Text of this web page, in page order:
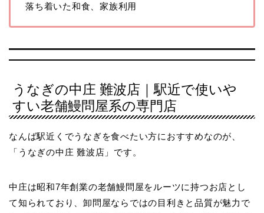
落ち着いた和食、家族利用
うなぎの中庄 難波店｜駅近で使いや
すい老舗鰻問屋系の専門店
なんば駅近くでうなぎを食べたい方におすすめなのが、
「うなぎの中庄 難波店」です。
中庄は昭和7年創業の老舗鰻問屋をルーツに持つお店とし
て知られており、卸問屋ならではの目利きと品質が魅力で